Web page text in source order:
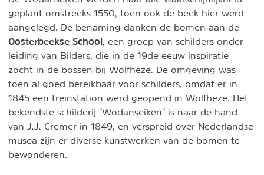
geplant omstreeks 1550, toen ook de beek hier werd
aangelegd. De benaming danken de bomen aan de
Oosterbeekse School, een groep van schilders onder
leiding van Bilders, die in de 19de eeuw inspiratie
zocht in de bossen bij Wolfheze. De omgeving was
toen al goed bereikbaar voor schilders, omdat er in
1845 een treinstation werd geopend in Wolfheze. Het
bekendste schilderij "Wodanseiken" is naar de hand
van J.J. Cremer in 1849, en verspreid over Nederlandse
musea zijn er diverse kunstwerken van de bomen te
bewonderen.